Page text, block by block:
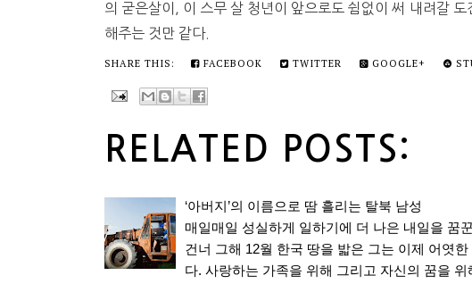
의 굳은살이, 이 스무 살 청년이 앞으로도 쉼없이 써 내려갈
해주는 것만 같다.
SHARE THIS: FACEBOOK TWITTER GOOGLE+
RELATED POSTS:
‘아버지’의 이름으로 땀 흘리는 탈북 남성
매일매일 성실하게 일하기에 더 나은 내일을 꿈
건너 그해 12월 한국 땅을 밟은 그는 이제 어엿
다. 사랑하는 가족을 위해 그리고 자신의 꿈을